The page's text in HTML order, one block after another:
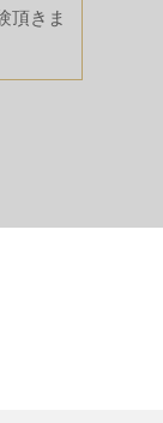
頂きま